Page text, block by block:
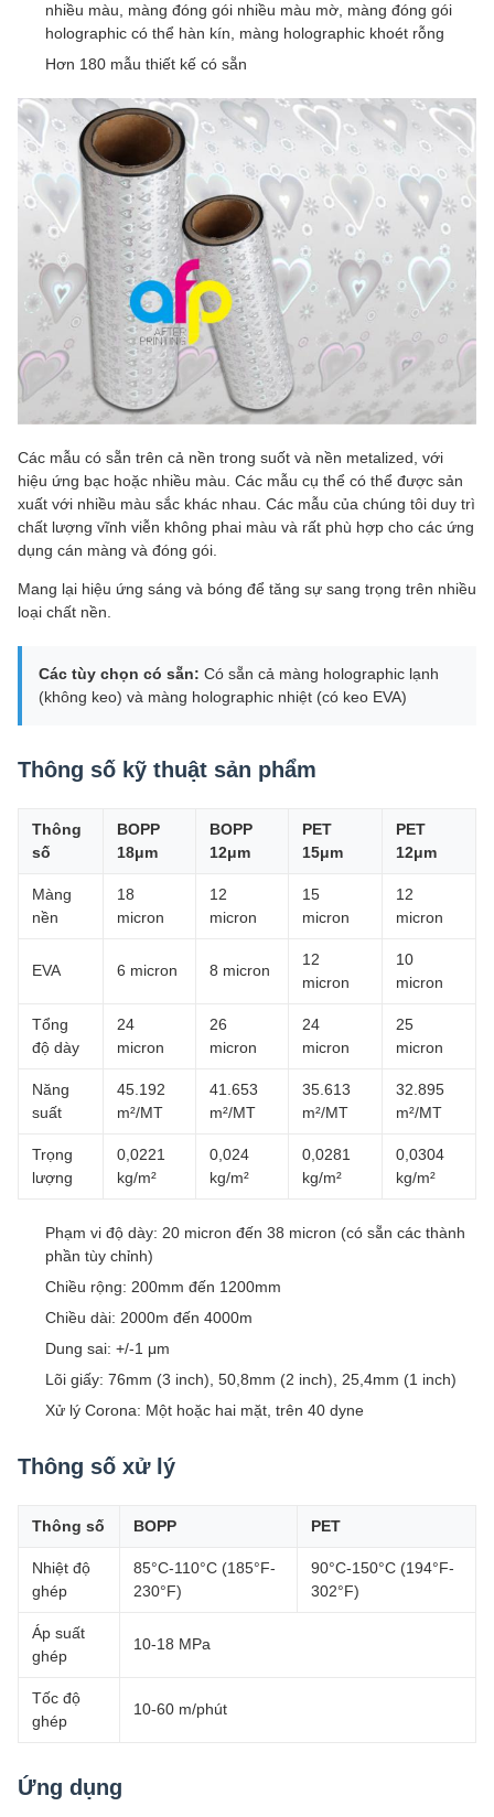
nhiều màu, màng đóng gói nhiều màu mờ, màng đóng gói
holographic có thể hàn kín, màng holographic khoét rỗng
Hơn 180 mẫu thiết kế có sẵn
Các mẫu có sẵn trên cả nền trong suốt và nền metalized, với
hiệu ứng bạc hoặc nhiều màu. Các mẫu cụ thể có thể được sản
xuất với nhiều màu sắc khác nhau. Các mẫu của chúng tôi duy trì
chất lượng vĩnh viễn không phai màu và rất phù hợp cho các ứng
dụng cán màng và đóng gói.
Mang lại hiệu ứng sáng và bóng để tăng sự sang trọng trên nhiều
loại chất nền.
Các tùy chọn có sẵn: Có sẵn cả màng holographic lạnh
(không keo) và màng holographic nhiệt (có keo EVA)
Thông số kỹ thuật sản phẩm
Thông
số
BOPP
18μm
BOPP
12μm
PET
15μm
PET
12μm
Màng
nền
18
micron
12
micron
15
micron
12
micron
EVA 6 micron 8 micron
12
micron
10
micron
Tổng
độ dày
24
micron
26
micron
24
micron
25
micron
Năng
suất
45.192
m²/MT
41.653
m²/MT
35.613
m²/MT
32.895
m²/MT
Trọng
lượng
0,0221
kg/m²
0,024
kg/m²
0,0281
kg/m²
0,0304
kg/m²
Phạm vi độ dày: 20 micron đến 38 micron (có sẵn các thành
phần tùy chỉnh)
Chiều rộng: 200mm đến 1200mm
Chiều dài: 2000m đến 4000m
Dung sai: +/-1 μm
Lõi giấy: 76mm (3 inch), 50,8mm (2 inch), 25,4mm (1 inch)
Xử lý Corona: Một hoặc hai mặt, trên 40 dyne
Thông số xử lý
Thông số BOPP PET
Nhiệt độ
ghép
85°C-110°C (185°F-
230°F)
90°C-150°C (194°F-
302°F)
Áp suất
ghép
10-18 MPa
Tốc độ
ghép
10-60 m/phút
Ứng dụng